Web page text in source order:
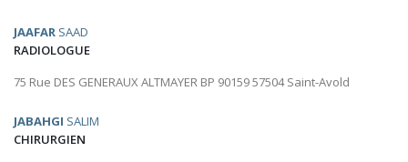
JAAFAR SAAD
RADIOLOGUE
75 Rue DES GENERAUX ALTMAYER BP 90159 57504 Saint-Avold
JABAHGI SALIM
CHIRURGIEN